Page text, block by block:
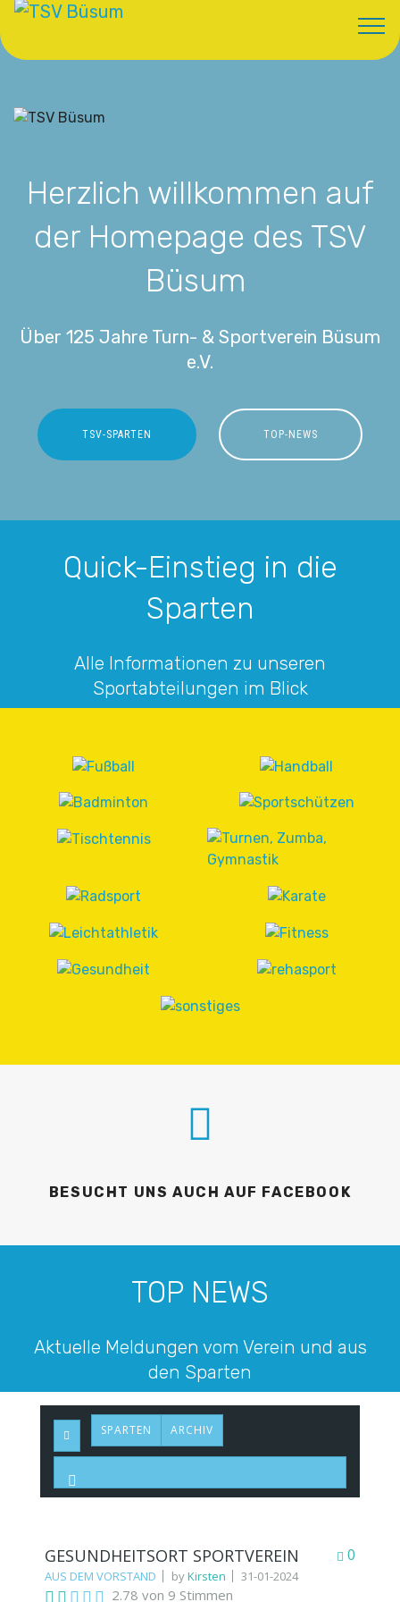
Herzlich willkommen auf
der Homepage des TSV
Büsum
Über 125 Jahre Turn- & Sportverein Büsum
e.V.
TSV-SPARTEN TOP-NEWS
Quick-Einstieg in die
Sparten
Alle Informationen zu unseren
Sportabteilungen im Blick
BESUCHT UNS AUCH AUF FACEBOOK
TOP NEWS
Aktuelle Meldungen vom Verein und aus
den Sparten
SPARTEN ARCHIV
0
GESUNDHEITSORT SPORTVEREIN
AUS DEM VORSTAND byKirsten 31-01-2024
2.78 von 9 Stimmen